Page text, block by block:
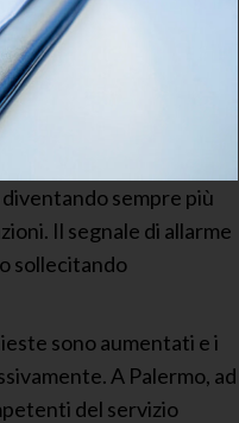
sempre più
Il segnale di allarme
sollecitando
sono aumentati e i
A Palermo, ad
del servizio